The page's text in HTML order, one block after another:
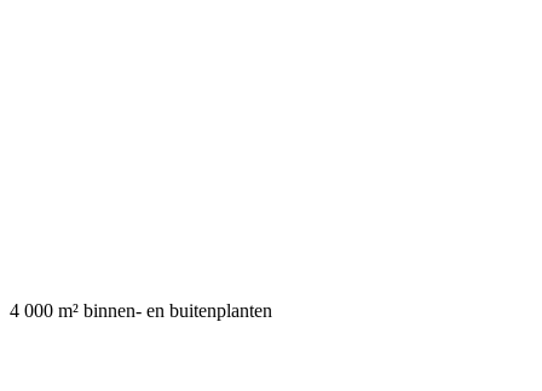
4 000 m² binnen- en buitenplanten